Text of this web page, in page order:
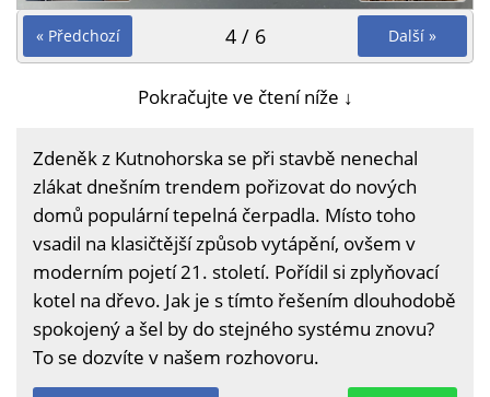
« Předchozí Další »
4 / 6
Pokračujte ve čtení níže ↓
Zdeněk z Kutnohorska se při stavbě nenechal
zlákat dnešním trendem pořizovat do nových
domů populární tepelná čerpadla. Místo toho
vsadil na klasičtější způsob vytápění, ovšem v
moderním pojetí 21. století. Pořídil si zplyňovací
kotel na dřevo. Jak je s tímto řešením dlouhodobě
spokojený a šel by do stejného systému znovu?
To se dozvíte v našem rozhovoru.